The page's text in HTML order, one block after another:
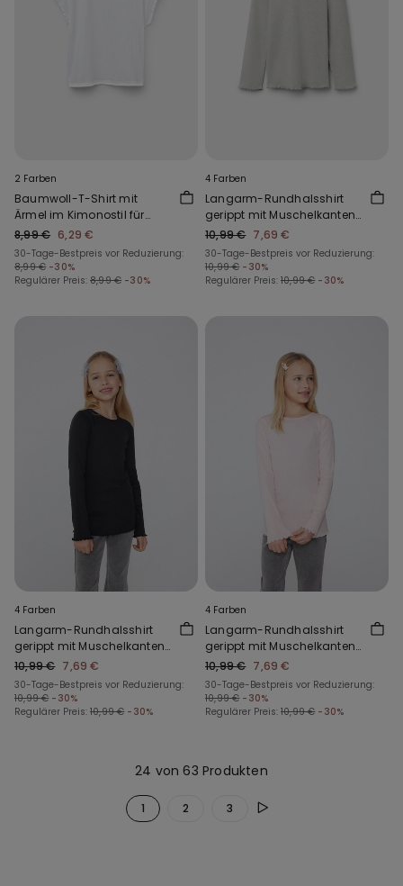
2 Farben
Baumwoll-T-Shirt mit
Ärmel im Kimonostil für
Mädchen
8,99 € 6,29 €
30-Tage-Bestpreis vor Reduzierung:
8,99 € -30%
Regulärer Preis: 8,99 € -30%
4 Farben
Langarm-Rundhalsshirt
gerippt mit Muschelkanten
für Mädchen
10,99 € 7,69 €
30-Tage-Bestpreis vor Reduzierung:
10,99 € -30%
Regulärer Preis: 10,99 € -30%
4 Farben
Langarm-Rundhalsshirt
gerippt mit Muschelkanten
für Mädchen
10,99 € 7,69 €
30-Tage-Bestpreis vor Reduzierung:
10,99 € -30%
Regulärer Preis: 10,99 € -30%
4 Farben
Langarm-Rundhalsshirt
gerippt mit Muschelkanten
für Mädchen
10,99 € 7,69 €
30-Tage-Bestpreis vor Reduzierung:
10,99 € -30%
Regulärer Preis: 10,99 € -30%
24 von 63 Produkten
1 2 3